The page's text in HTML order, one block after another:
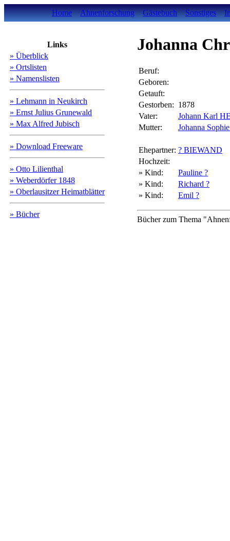
Home Ahnenforschung Gästebuch Sonstiges
Links
» Überblick
» Ortslisten
» Namenslisten
» Lehmann in Neukirch
» Ernst Julius Grunewald
» Max Alfred Jubisch
» Download Freeware
» Otto Lilienthal
» Weberdörfer 1848
» Oberlausitzer Heimatblätter
» Bücher
Johanna
Beruf:
Geboren:
Getauft:
Gestorben: 1878
Vater:
Johann Karl
Mutter:
Johanna
Ehepartner: ? BIEWAND
Hochzeit:
» Kind:
Pauline ?
» Kind:
Richard ?
» Kind:
Emil ?
Bücher zum Thema